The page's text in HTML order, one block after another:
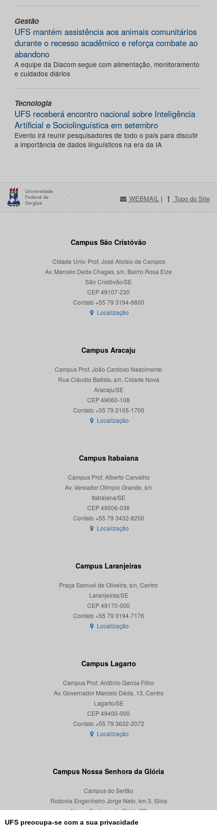
UFS preocupa-se com a sua privacidade
Gestão
UFS mantém assistência aos animais comunitários
durante o recesso acadêmico e reforça combate ao
abandono
A equipe da Diacom segue com alimentação, monitoramento
e cuidados diários
Tecnologia
UFS receberá encontro nacional sobre Inteligência
Artificial e Sociolinguística em setembro
Evento irá reunir pesquisadores de todo o país para discutir
a importância de dados linguísticos na era da IA
WEBMAIL | Topo do Site
Campus São Cristóvão
Cidade Univ. Prof. José Aloísio de Campos
Av. Marcelo Deda Chagas, s/n, Bairro Rosa Elze
São Cristóvão/SE
CEP 49107-230
Localização
Campus Aracaju
Campus Prof. João Cardoso Nascimento
Rua Cláudio Batista, s/n, Cidade Nova
Aracaju/SE
CEP 49060-108
Localização
Campus Itabaiana
Campus Prof. Alberto Carvalho
Av. Vereador Olímpio Grande, s/n
Itabaiana/SE
CEP 49506-036
Localização
Campus Laranjeiras
Praça Samuel de Oliveira, s/n, Centro
Laranjeiras/SE
CEP 49170-000
Localização
Campus Lagarto
Campus Prof. Antônio Garcia Filho
Av. Governador Marcelo Déda, 13, Centro
Lagarto/SE
CEP 49400-000
Localização
Campus Nossa Senhora da Glória
Campus do Sertão
Rodovia Engenheiro Jorge Neto, km 3, Silos
Nossa Senhora da Glória/SE
CEP 49680-000